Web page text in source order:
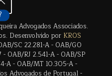
Advogados Associados.
Desenvolvido por KROS
SC 22.281-A - OAB/GO
OAB/RJ 2.541-A - OAB/SP
A - OAB/MT 10.305-A -
Advogados de Portugal -